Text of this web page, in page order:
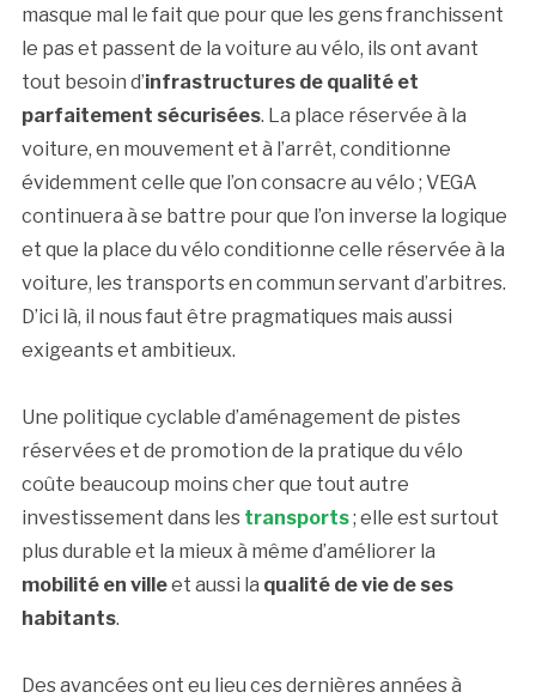
masque mal le fait que pour que les gens franchissent
le pas et passent de la voiture au vélo, ils ont avant
tout besoin d’infrastructures de qualité et
parfaitement sécurisées. La place réservée à la
voiture, en mouvement et à l’arrêt, conditionne
évidemment celle que l’on consacre au vélo ; VEGA
continuera à se battre pour que l’on inverse la logique
et que la place du vélo conditionne celle réservée à la
voiture, les transports en commun servant d’arbitres.
D’ici là, il nous faut être pragmatiques mais aussi
exigeants et ambitieux.
Une politique cyclable d’aménagement de pistes
réservées et de promotion de la pratique du vélo
coûte beaucoup moins cher que tout autre
investissement dans les transports; elle est surtout
plus durable et la mieux à même d’améliorer la
mobilité en villeet aussi la qualité de vie de ses
habitants.
Des avancées ont eu lieu ces dernières années à